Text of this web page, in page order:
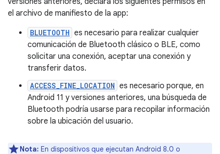
el archivo de manifiesto de la app:
BLUETOOTH es necesario para realizar cualquier
comunicación de Bluetooth clásico o BLE, como
solicitar una conexión, aceptar una conexión y
transferir datos.
ACCESS_FINE_LOCATION es necesario porque, en
Android 11 y versiones anteriores, una búsqueda de
Bluetooth podría usarse para recopilar información
sobre la ubicación del usuario.
Nota: En dispositivos que ejecutan Android 8.0 o